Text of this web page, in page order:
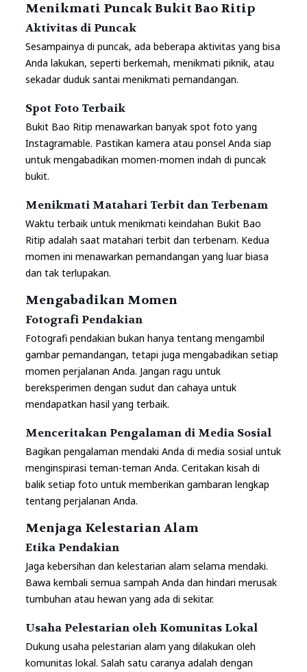
Menikmati Puncak Bukit Bao Ritip
Aktivitas di Puncak
Sesampainya di puncak, ada beberapa aktivitas yang bisa
Anda lakukan, seperti berkemah, menikmati piknik, atau
sekadar duduk santai menikmati pemandangan.
Spot Foto Terbaik
Bukit Bao Ritip menawarkan banyak spot foto yang
Instagramable. Pastikan kamera atau ponsel Anda siap
untuk mengabadikan momen-momen indah di puncak
bukit.
Menikmati Matahari Terbit dan Terbenam
Waktu terbaik untuk menikmati keindahan Bukit Bao
Ritip adalah saat matahari terbit dan terbenam. Kedua
momen ini menawarkan pemandangan yang luar biasa
dan tak terlupakan.
Mengabadikan Momen
Fotografi Pendakian
Fotografi pendakian bukan hanya tentang mengambil
gambar pemandangan, tetapi juga mengabadikan setiap
momen perjalanan Anda. Jangan ragu untuk
bereksperimen dengan sudut dan cahaya untuk
mendapatkan hasil yang terbaik.
Menceritakan Pengalaman di Media Sosial
Bagikan pengalaman mendaki Anda di media sosial untuk
menginspirasi teman-teman Anda. Ceritakan kisah di
balik setiap foto untuk memberikan gambaran lengkap
tentang perjalanan Anda.
Menjaga Kelestarian Alam
Etika Pendakian
Jaga kebersihan dan kelestarian alam selama mendaki.
Bawa kembali semua sampah Anda dan hindari merusak
tumbuhan atau hewan yang ada di sekitar.
Usaha Pelestarian oleh Komunitas Lokal
Dukung usaha pelestarian alam yang dilakukan oleh
komunitas lokal. Salah satu caranya adalah dengan